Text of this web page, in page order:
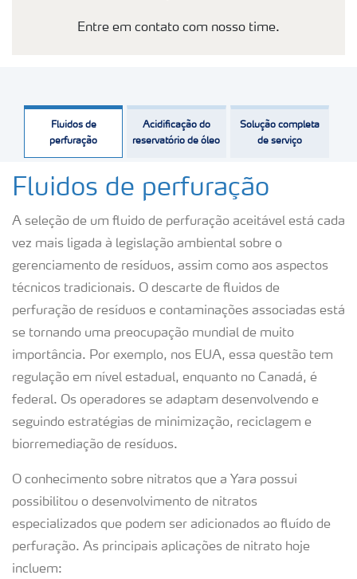
Entre em contato com nosso time.
Fluidos de
perfuração
Acidificação do
reservatório de óleo
Solução completa
de serviço
Fluidos de perfuração
A seleção de um fluido de perfuração aceitável está cada
vez mais ligada à legislação ambiental sobre o
gerenciamento de resíduos, assim como aos aspectos
técnicos tradicionais. O descarte de fluidos de
perfuração de resíduos e contaminações associadas está
se tornando uma preocupação mundial de muito
importância. Por exemplo, nos EUA, essa questão tem
regulação em nível estadual, enquanto no Canadá, é
federal. Os operadores se adaptam desenvolvendo e
seguindo estratégias de minimização, reciclagem e
biorremediação de resíduos.
O conhecimento sobre nitratos que a Yara possui
possibilitou o desenvolvimento de nitratos
especializados que podem ser adicionados ao fluído de
perfuração. As principais aplicações de nitrato hoje
incluem: